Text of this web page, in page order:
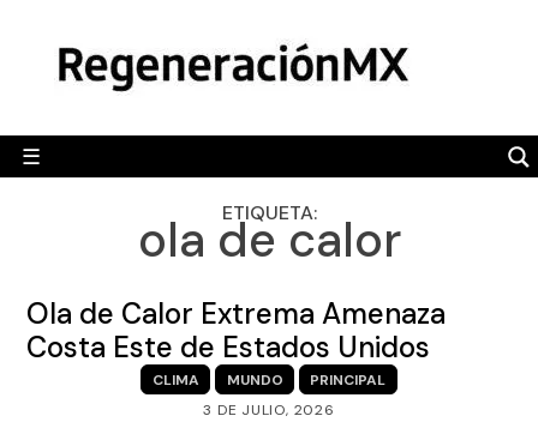
content
☰
POLÍTICA
CAMALEÓN
OPINIÓN
ENGLISH SECTION
VIDEOS
ETIQUETA:
ola de calor
Ola de Calor Extrema Amenaza
Costa Este de Estados Unidos
CLIMA MUNDO
PRINCIPAL
3 DE JULIO, 2026